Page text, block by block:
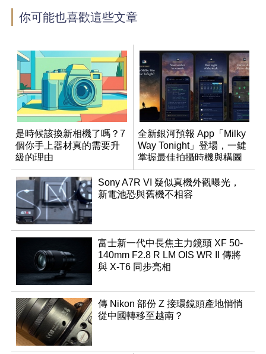
你可能也喜歡這些文章
是時候該換新相機了嗎？7
個你手上器材真的需要升
級的理由
全新銀河預報 App「Milky
Way Tonight」登場，一鍵
掌握最佳拍攝時機與構圖
Sony A7R VI 疑似真機外觀曝光，
新電池恐與舊機不相容
富士新一代中長焦主力鏡頭 XF 50-
140mm F2.8 R LM OIS WR II 傳將
與 X-T6 同步亮相
傳 Nikon 部份 Z 接環鏡頭產地悄悄
從中國轉移至越南？